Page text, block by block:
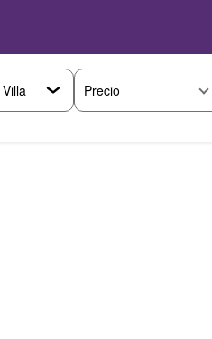
Precio